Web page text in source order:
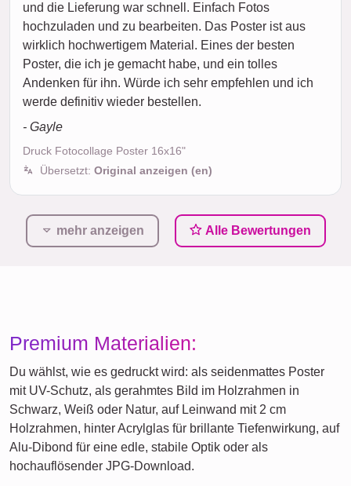
und die Lieferung war schnell. Einfach Fotos
hochzuladen und zu bearbeiten. Das Poster ist aus
wirklich hochwertigem Material. Eines der besten
Poster, die ich je gemacht habe, und ein tolles
Andenken für ihn. Würde ich sehr empfehlen und ich
werde definitiv wieder bestellen.
- Gayle
Druck Fotocollage Poster 16x16"
Übersetzt: Original anzeigen (en)
mehr anzeigen Alle Bewertungen
Premium Materialien:
Du wählst, wie es gedruckt wird: als seidenmattes Poster
mit UV-Schutz, als gerahmtes Bild im Holzrahmen in
Schwarz, Weiß oder Natur, auf Leinwand mit 2 cm
Holzrahmen, hinter Acrylglas für brillante Tiefenwirkung, auf
Alu-Dibond für eine edle, stabile Optik oder als
hochauflösender JPG-Download.